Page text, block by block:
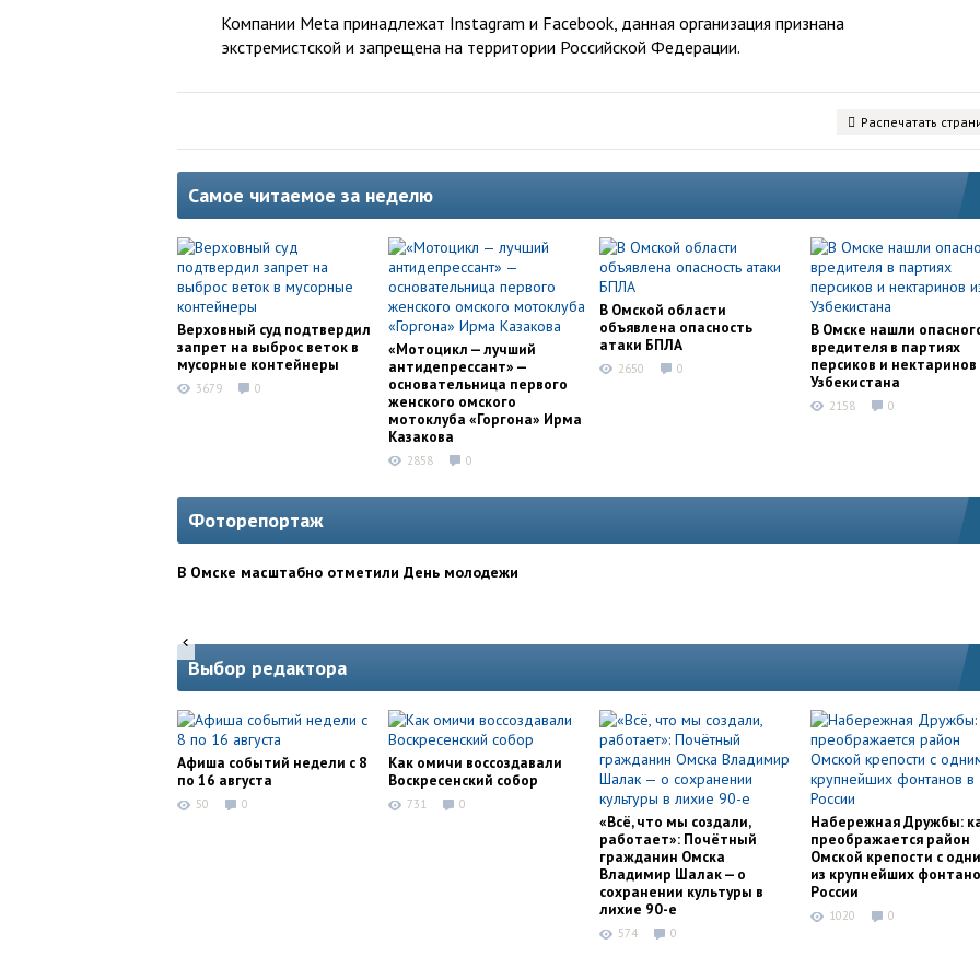
Компании Meta принадлежат Instagram и Facebook, данная организация признана
экстремистской и запрещена на территории Российской Федерации.
Распечатать
Самое читаемое за неделю
Верховный суд подтвердил
запрет на выброс веток в
мусорные контейнеры
3679 0
«Мотоцикл — лучший
антидепрессант» —
основательница первого
женского омского
мотоклуба «Горгона» Ирма
Казакова
2858 0
В Омской области
объявлена опасность
атаки БПЛА
2650 0
В Омске нашли
вредителя в партиях
персиков и нектаринов
Узбекистана
2158 0
Фоторепортаж
В Омске масштабно отметили День молодежи
Выбор редактора
Афиша событий недели с 8
по 16 августа
50 0
Как омичи воссоздавали
Воскресенский собор
731 0
«Всё, что мы создали,
работает»: Почётный
гражданин Омска
Владимир Шалак — о
сохранении культуры в
лихие 90-е
574 0
Набережная Дружбы:
преображается район
Омской крепости с
из крупнейших
России
1020 0